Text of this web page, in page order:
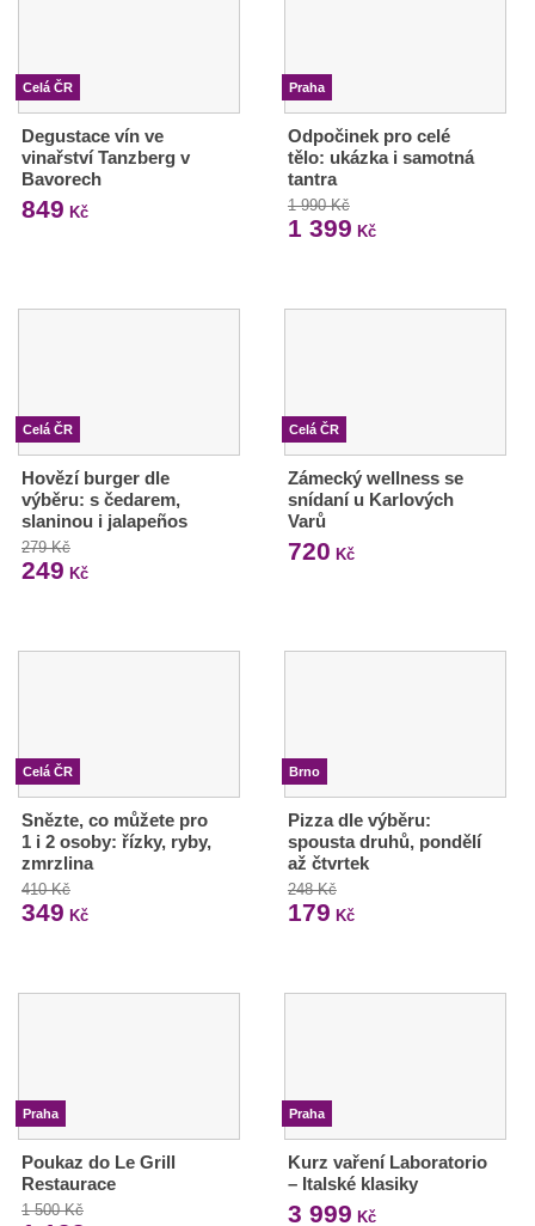
Celá ČR
Degustace vín ve
vinařství Tanzberg v
Bavorech
849 Kč
Praha
Odpočinek pro celé
tělo: ukázka i samotná
tantra
1 990 Kč
1 399 Kč
Celá ČR
Hovězí burger dle
výběru: s čedarem,
slaninou i jalapeños
279 Kč
249 Kč
Celá ČR
Zámecký wellness se
snídaní u Karlových
Varů
720 Kč
Celá ČR
Snězte, co můžete pro
1 i 2 osoby: řízky, ryby,
zmrzlina
410 Kč
349 Kč
Brno
Pizza dle výběru:
spousta druhů, pondělí
až čtvrtek
248 Kč
179 Kč
Praha
Poukaz do Le Grill
Restaurace
1 500 Kč
Praha
Kurz vaření Laboratorio
– Italské klasiky
3 999 Kč